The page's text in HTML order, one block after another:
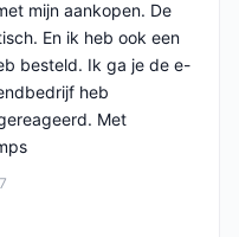
mijn aankopen. De
En ik heb ook een
besteld. Ik ga je de e-
heb
Met